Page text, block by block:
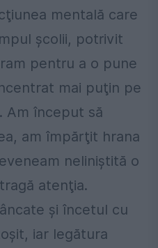
mentală care
şcolii, potrivit
pentru a o pune
mai puţin pe
Am început să
am împărţit hrana
neliniştită o
atenţia.
şi încetul cu
iar legătura